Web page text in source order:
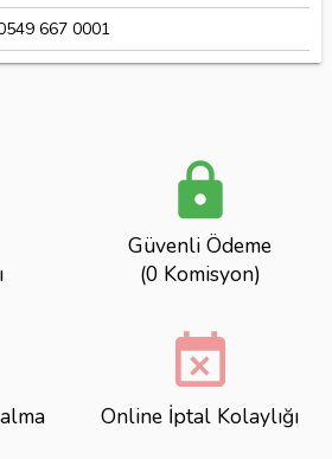
667 0001
lock
Güvenli Ödeme
(0 Komisyon)
event_busy
Online İptal Kolaylığı